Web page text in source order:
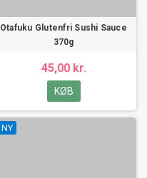
Otafuku Glutenfri Sushi Sauce
370g
45,00 kr.
KØB
NY